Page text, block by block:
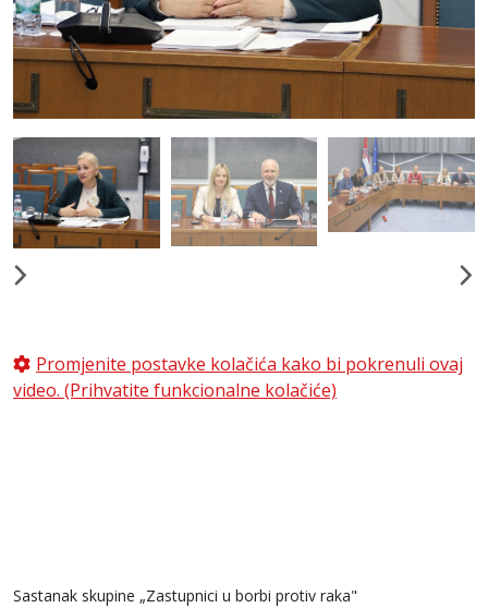
Promjenite postavke kolačića kako bi pokrenuli ovaj
video. (Prihvatite funkcionalne kolačiće)
Sastanak skupine „Zastupnici u borbi protiv raka"